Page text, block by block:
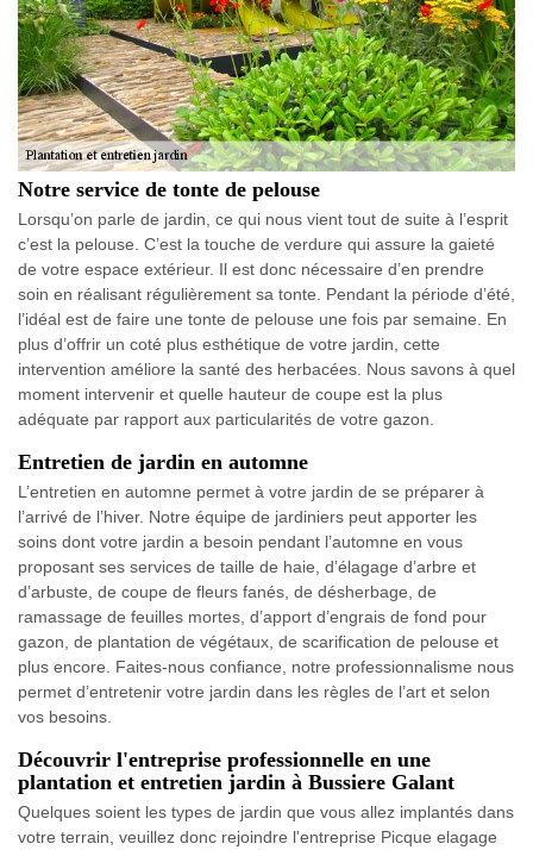
Notre service de tonte de pelouse
Lorsqu’on parle de jardin, ce qui nous vient tout de suite à l’esprit
c’est la pelouse. C’est la touche de verdure qui assure la gaieté
de votre espace extérieur. Il est donc nécessaire d’en prendre
soin en réalisant régulièrement sa tonte. Pendant la période d’été,
l’idéal est de faire une tonte de pelouse une fois par semaine. En
plus d’offrir un coté plus esthétique de votre jardin, cette
intervention améliore la santé des herbacées. Nous savons à quel
moment intervenir et quelle hauteur de coupe est la plus
adéquate par rapport aux particularités de votre gazon.
Entretien de jardin en automne
L’entretien en automne permet à votre jardin de se préparer à
l’arrivé de l’hiver. Notre équipe de jardiniers peut apporter les
soins dont votre jardin a besoin pendant l’automne en vous
proposant ses services de taille de haie, d’élagage d’arbre et
d’arbuste, de coupe de fleurs fanés, de désherbage, de
ramassage de feuilles mortes, d’apport d’engrais de fond pour
gazon, de plantation de végétaux, de scarification de pelouse et
plus encore. Faites-nous confiance, notre professionnalisme nous
permet d’entretenir votre jardin dans les règles de l’art et selon
vos besoins.
Découvrir l'entreprise professionnelle en une
plantation et entretien jardin à Bussiere Galant
Quelques soient les types de jardin que vous allez implantés dans
votre terrain, veuillez donc rejoindre l'entreprise Picque elagage